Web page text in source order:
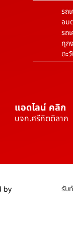
รถ
อม
รถ
ทุก
ตะ
แอดไลน์ คลิก
บจก.ศรีกิตติลาภ
by รับ